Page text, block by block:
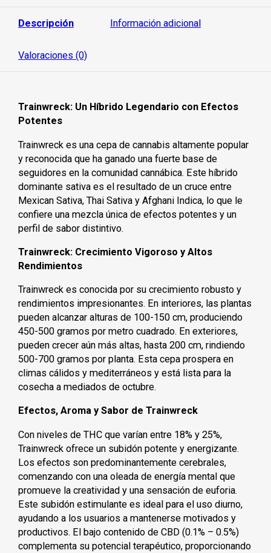
Descripción Información adicional
Valoraciones (0)
Trainwreck: Un Híbrido Legendario con Efectos
Potentes
Trainwreck es una cepa de cannabis altamente popular
y reconocida que ha ganado una fuerte base de
seguidores en la comunidad cannábica. Este híbrido
dominante sativa es el resultado de un cruce entre
Mexican Sativa, Thai Sativa y Afghani Indica, lo que le
confiere una mezcla única de efectos potentes y un
perfil de sabor distintivo.
Trainwreck: Crecimiento Vigoroso y Altos
Rendimientos
Trainwreck es conocida por su crecimiento robusto y
rendimientos impresionantes. En interiores, las plantas
pueden alcanzar alturas de 100-150 cm, produciendo
450-500 gramos por metro cuadrado. En exteriores,
pueden crecer aún más altas, hasta 200 cm, rindiendo
500-700 gramos por planta. Esta cepa prospera en
climas cálidos y mediterráneos y está lista para la
cosecha a mediados de octubre.
Efectos, Aroma y Sabor de Trainwreck
Con niveles de THC que varían entre 18% y 25%,
Trainwreck ofrece un subidón potente y energizante.
Los efectos son predominantemente cerebrales,
comenzando con una oleada de energía mental que
promueve la creatividad y una sensación de euforia.
Este subidón estimulante es ideal para el uso diurno,
ayudando a los usuarios a mantenerse motivados y
productivos. El bajo contenido de CBD (0.1% – 0.5%)
complementa su potencial terapéutico, proporcionando